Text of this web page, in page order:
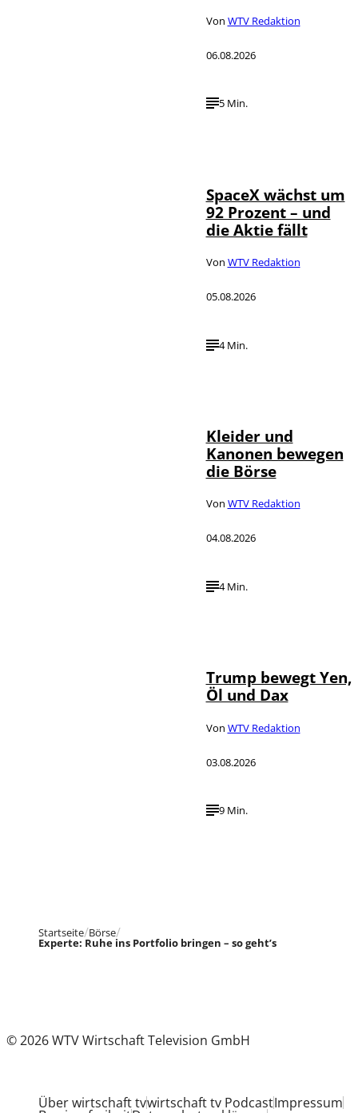
Von WTV Redaktion
06.08.2026
5 Min.
SpaceX wächst um
92 Prozent – und
die Aktie fällt
Von WTV Redaktion
05.08.2026
4 Min.
Kleider und
Kanonen bewegen
die Börse
Von WTV Redaktion
04.08.2026
4 Min.
Trump bewegt Yen,
Öl und Dax
Von WTV Redaktion
03.08.2026
9 Min.
Startseite Börse
Experte: Ruhe ins Portfolio bringen – so geht’s
© 2026 WTV Wirtschaft Television GmbH
Über wirtschaft tvwirtschaft tv PodcastImpressum